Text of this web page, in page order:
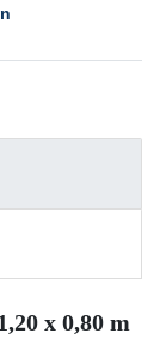
x 0,80 m